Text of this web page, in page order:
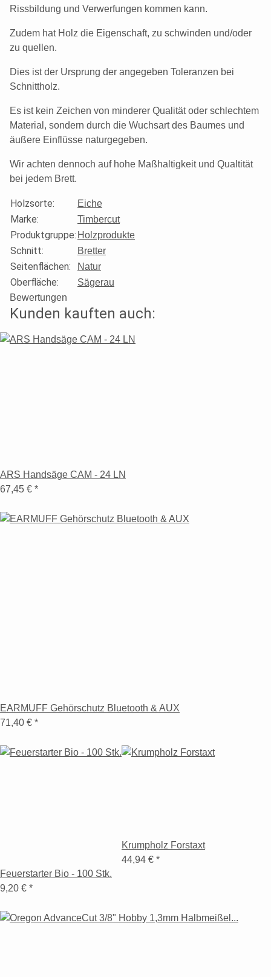
Rissbildung und Verwerfungen kommen kann.
Zudem hat Holz die Eigenschaft, zu schwinden und/oder
zu quellen.
Dies ist der Ursprung der angegeben Toleranzen bei
Schnittholz.
Es ist kein Zeichen von minderer Qualität oder schlechtem
Material, sondern durch die Wuchsart des Baumes und
äußere Einflüsse naturgegeben.
Wir achten dennoch auf hohe Maßhaltigkeit und Qualtität
bei jedem Brett.
Holzsorte: Eiche
Marke: Timbercut
Produktgruppe: Holzprodukte
Schnitt: Bretter
Seitenflächen: Natur
Oberfläche:
Sägerau
Bewertungen
Kunden kauften auch:
ARS Handsäge CAM - 24 LN
67,45 € *
EARMUFF Gehörschutz Bluetooth & AUX
71,40 € *
Feuerstarter Bio - 100 Stk.
9,20 € *
Krumpholz Forstaxt
44,94 € *